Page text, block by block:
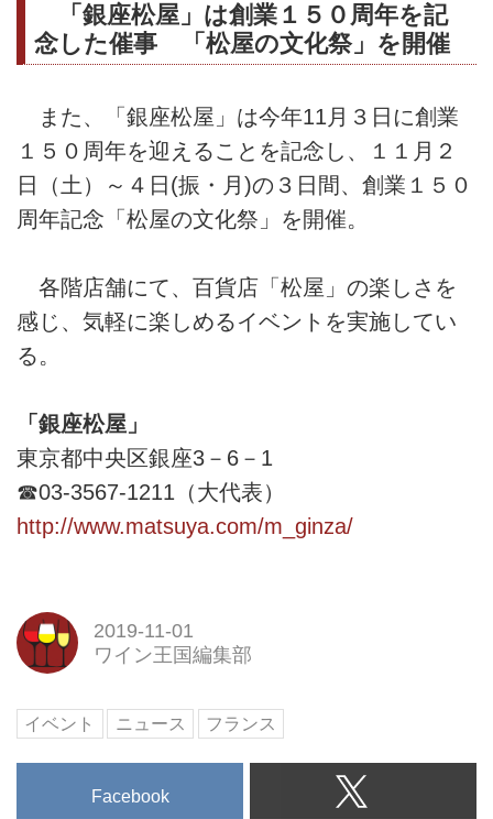
「銀座松屋」は創業１５０周年を記
念した催事 「松屋の文化祭」を開催
また、「銀座松屋」は今年11月３日に創業
１５０周年を迎えることを記念し、１１月２
日（土）～４日(振・月)の３日間、創業１５０
周年記念「松屋の文化祭」を開催。
各階店舗にて、百貨店「松屋」の楽しさを
感じ、気軽に楽しめるイベントを実施してい
る。
「銀座松屋」
東京都中央区銀座3－6－1
☎03-3567-1211（大代表）
http://www.matsuya.com/m_ginza/
2019-11-01
ワイン王国編集部
イベント ニュース フランス
Facebook